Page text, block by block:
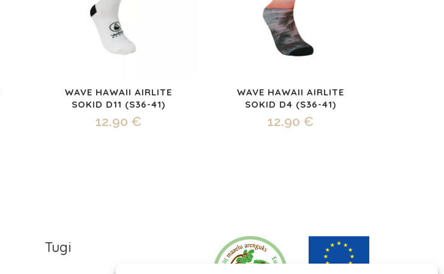
WAVE HAWAII AIRLITE
SOKID D11 (S36-41)
12.90 €
WAVE HAWAII AIRLITE
SOKID D4 (S36-41)
12.90 €
Tugi